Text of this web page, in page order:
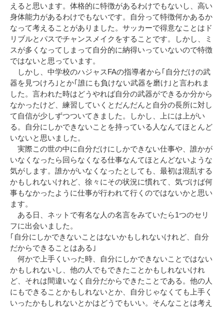
えると思います。体格的に特徴があるわけでもないし、高い
身体能力があるわけでもないです。自分って特徴何かあるか
なって考えることがありました。サッカーで得意なことはド
リブルとパスでチャンスメイクをすることです。しかし、ミ
スが多くなってしまって自分的に納得いっていないので特徴
ではないと思っています。
しかし、中学校のハジャスFAの指導者から｢自分だけの武
器を見つけろ｣とか｢誰にも負けない武器を磨け｣と言われま
した。言われた時はどうやれば自分の武器ができるか分から
なかったけど、練習していくとだんだんと自分の長所に対し
て自信が少しずつついてきました。しかし、上には上がい
る。自分にしかできないことを持っている人なんてほとんど
いないと思いました。
実際この世の中に自分だけにしかできない仕事や、誰かが
いなくなったら回らなくなる仕事なんてほとんどないような
気がします。誰かがいなくなったとしても、最初は混乱する
かもしれないけれど、徐々にその状況に慣れて、気づけば何
事もなかったように仕事が行われて行くのではないかと思い
ます。
ある日、ネットで有名な人の名言をみていたら1つのセリ
フに出会いました。
｢自分にしかできないことはないかもしれないけれど、自分
だからできることはある｣
何かで上手くいった時、自分にしかできないことではない
かもしれないし、他の人でもできたことかもしれないけれ
ど、それは間違いなく自分だからできたことである。他の人
にもできることかもしれないとか、自分じゃなくても上手く
いったかもしれないとかはどうでもいい。そんなことは考え